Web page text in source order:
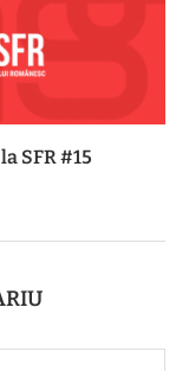
SFR #15